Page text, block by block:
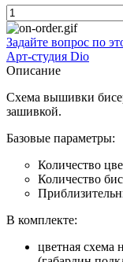
Задайте вопрос по
Арт-студия Dio
Описание
Схема вышивки
зашивкой.
Базовые параметры:
Количество
Количество
В комплекте:
цветная схема